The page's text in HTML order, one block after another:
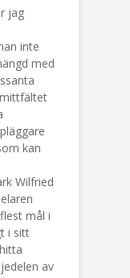
jag
inte
med
kan
Wilfried
mål i
i sitt
av